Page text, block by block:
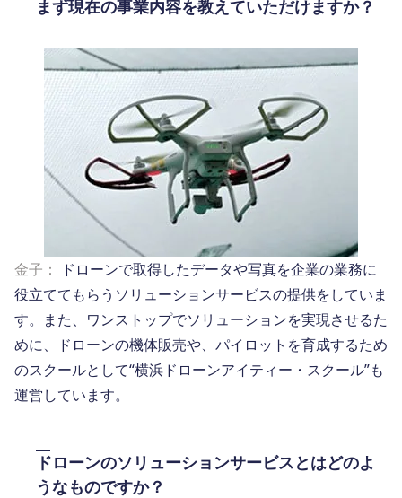
まず現在の事業内容を教えていただけますか？
金子：
ドローンで取得したデータや写真を企業の業務に
役立ててもらうソリューションサービスの提供をしていま
す。また、ワンストップでソリューションを実現させるた
めに、ドローンの機体販売や、パイロットを育成するため
のスクールとして“横浜ドローンアイティー・スクール”も
運営しています。
ドローンのソリューションサービスとはどのよ
うなものですか？